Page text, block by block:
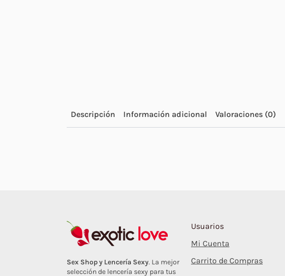
Descripción Información adicional Valoraciones (0)
Sex Shop y Lencería Sexy. La mejor
selección de lencería sexy para tus
Usuarios
Mi Cuenta
Carrito de Compras